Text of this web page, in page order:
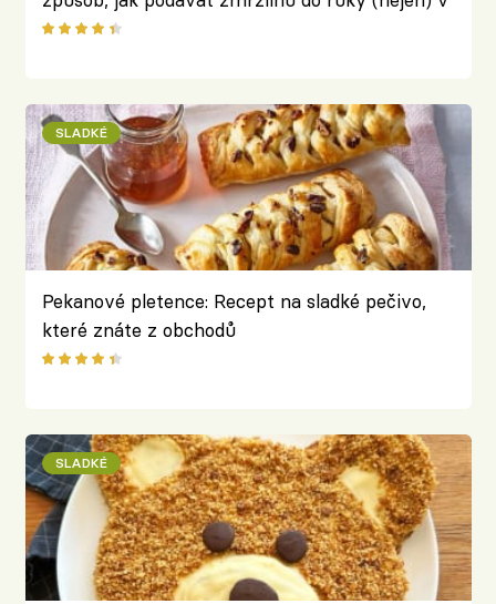
létě
SLADKÉ
Pekanové pletence: Recept na sladké pečivo,
které znáte z obchodů
SLADKÉ